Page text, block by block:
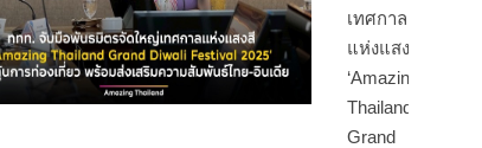
เทศกาล
แห่งแสงสี
‘Amazing
Thailand
Grand